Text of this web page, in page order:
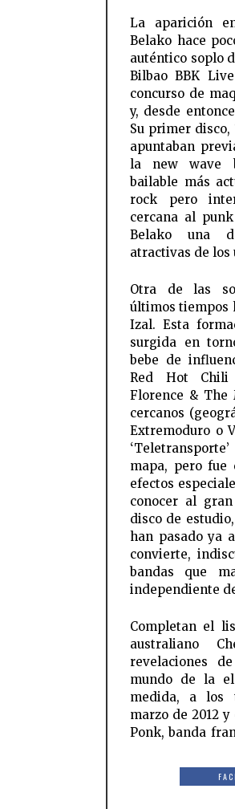
La aparición
Belako hace
auténtico soplo
Bilbao BBK
concurso de
y, desde
Su primer disco,
apuntaban
la new wave
bailable más
rock pero
cercana al
Belako una
atractivas de
Otra de las
últimos tiempos
Izal. Esta
surgida en
bebe de
Red Hot Chili
Florence & The
cercanos
Extremoduro o
mapa, pero fue
efectos
conocer al
disco de estudio,
han pasado ya
convierte,
bandas que
independiente
Completan el
australiano
revelaciones
mundo de la
medida, a los
marzo de 2012
Ponk, banda